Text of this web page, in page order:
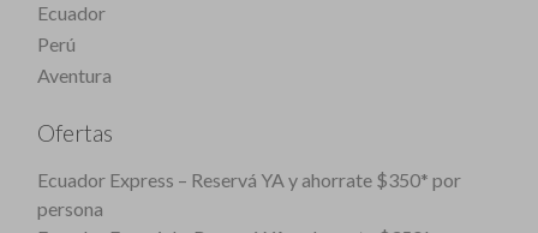
Ecuador
Perú
Aventura
Ofertas
Ecuador Express – Reservá YA y ahorrate $350* por
persona